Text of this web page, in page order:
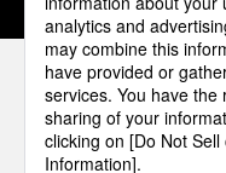
パナソニック